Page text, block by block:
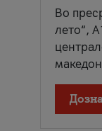
Во
лето“,